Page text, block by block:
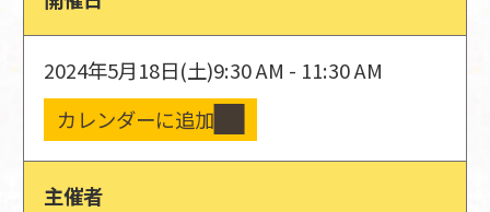
2024年5月18日(土)9:30 AM - 11:30 AM
カレンダーに追加
主催者